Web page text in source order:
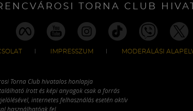
TORNA CLUB
IMPRESSZUM MODERÁLÁSI
Torna Club hivatalos honlapja
írott és képi anyagok csak a forrás
internetes felhasználás esetén aktív
használhatóak fel.